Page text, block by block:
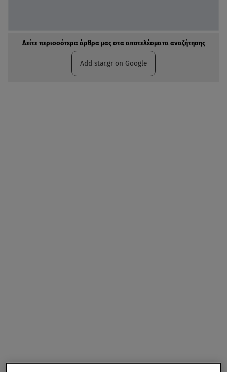
Δείτε περισσότερα άρθρα μας στα αποτελέσματα αναζήτησης
Add star.gr on Google